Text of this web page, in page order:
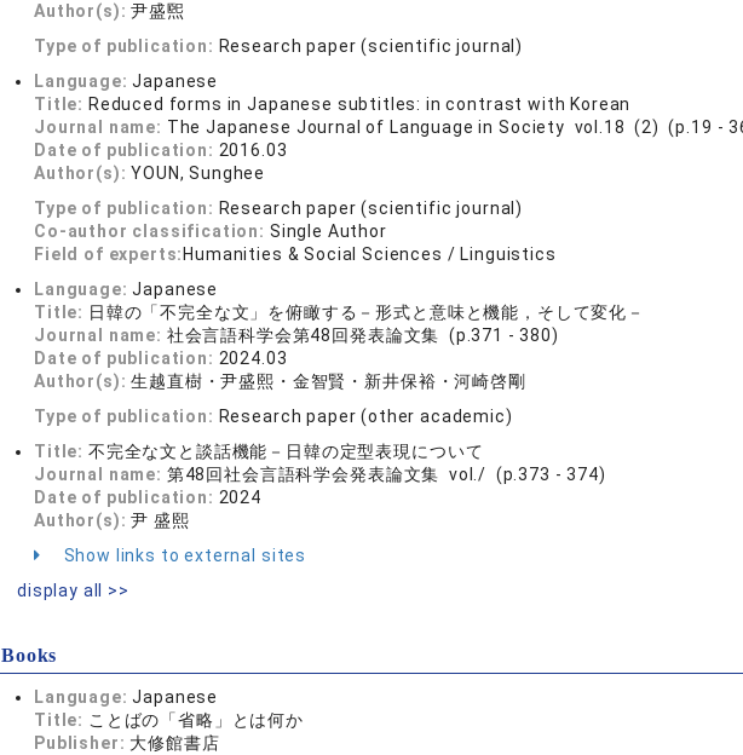
Author(s):尹盛煕
Type of publication: Research paper (scientific journal)
Language:Japanese
Title: Reduced forms in Japanese subtitles: in contrast with Korean
Journal name: The Japanese Journal of Language in Society vol.18 (2) (p.19 -
Date of publication: 2016.03
Author(s):YOUN, Sunghee
Type of publication: Research paper (scientific journal)
Co-author classification: Single Author
Field of experts: Humanities & Social Sciences / Linguistics
Language:Japanese
Title: 日韓の「不完全な文」を俯瞰する－形式と意味と機能，そして変化－
Journal name: 社会言語科学会第48回発表論文集 (p.371 - 380)
Date of publication: 2024.03
Author(s):生越直樹・尹盛熙・金智賢・新井保裕・河崎啓剛
Type of publication: Research paper (other academic)
Title: 不完全な文と談話機能－日韓の定型表現について
Journal name: 第48回社会言語科学会発表論文集 vol./ (p.373 - 374)
Date of publication: 2024
Author(s):尹 盛熙
Show links to external sites
display all >>
Books
Language:Japanese
Title: ことばの「省略」とは何か
Publisher: 大修館書店